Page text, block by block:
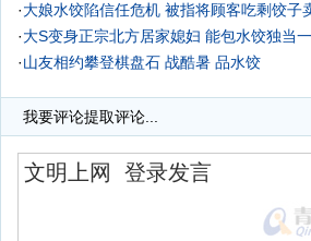
·大娘水饺陷信任危机 被指将顾客吃剩饺子
·大S变身正宗北方居家媳妇 能包水饺独当
·山友相约攀登棋盘石 战酷暑 品水饺
我要评论提取评论...